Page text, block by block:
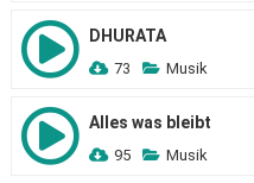
DHURATA
73 Musik
Alles was bleibt
95 Musik